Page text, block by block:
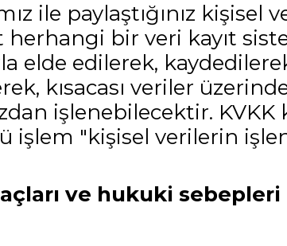
ile paylaştığınız
bir veri kayıt
elde edilerek,
kısacası veriler
işlenebilecektir. KVKK
"kişisel verilerin
ve hukuki sebepleri